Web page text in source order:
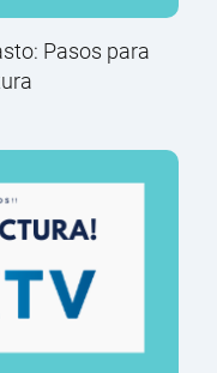
Pasos para